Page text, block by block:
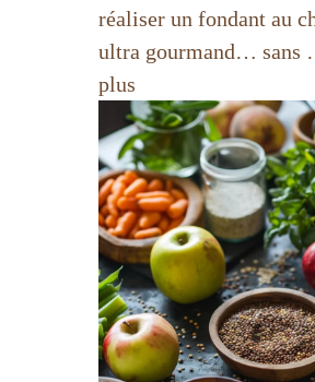
réaliser un fondant au
ultra gourmand…
plus